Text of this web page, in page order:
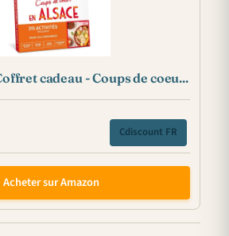
cadeau - Coups de coeu...
Cdiscount FR
Acheter sur Amazon